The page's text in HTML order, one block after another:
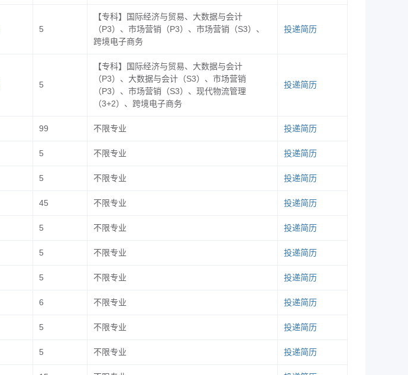
57
171
国际经济与贸易 184
148
现代物流管理
商务数据分析与应用
现代文秘
酒店管理与数字化运营
动漫制作技术
5
【专科】国际经济与贸易、大数据与会计
（P3）、市场营销（P3）、市场营销（S3）、
跨境电子商务
投递简历
5
【专科】国际经济与贸易、大数据与会计
（P3）、大数据与会计（S3）、市场营销
（P3）、市场营销（S3）、现代物流管理
（3+2）、跨境电子商务
投递简历
99 不限专业 投递简历
5 不限专业 投递简历
5 不限专业 投递简历
45 不限专业 投递简历
5 不限专业 投递简历
5 不限专业 投递简历
5 不限专业 投递简历
6 不限专业 投递简历
5 不限专业 投递简历
5 不限专业 投递简历